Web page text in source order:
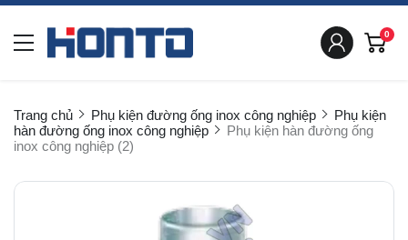
0
Trang chủ Phụ kiện đường ống inox công nghiệp
Phụ kiện
hàn đường ống inox công nghiệp
Phụ kiện hàn đường ống
inox công nghiệp (2)